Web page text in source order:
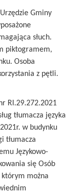
Gminy
słuch.
piktogramem,
Osoba
z pętli.
RI.29.272.2021
tłumacza języka
w budynku
tłumacza
Językowo-
się Osób
którym można